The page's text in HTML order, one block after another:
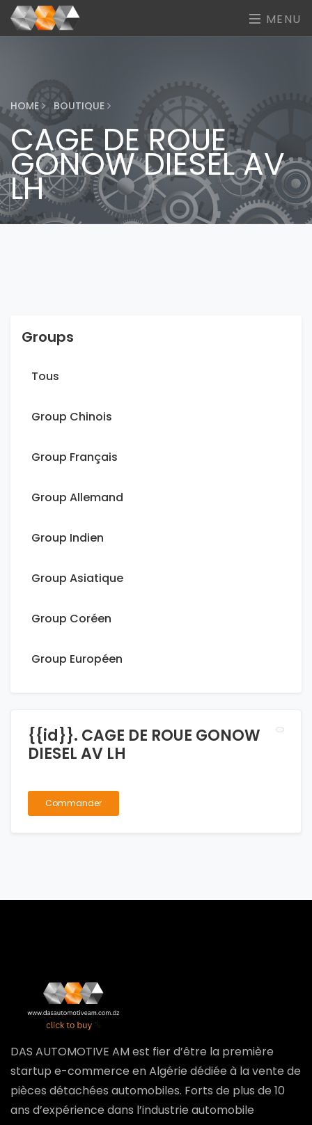
MENU
HOME BOUTIQUE
CAGE DE ROUE
GONOW DIESEL AV
LH
Groups
Tous
Group Chinois
Group Français
Group Allemand
Group Indien
Group Asiatique
Group Coréen
Group Européen
{{id}}. CAGE DE ROUE GONOW
DIESEL AV LH
Commander
DAS AUTOMOTIVE AM est fier d’être la première
startup e-commerce en Algérie dédiée à la vente de
pièces détachées automobiles. Forts de plus de 10
ans d’expérience dans l’industrie automobile